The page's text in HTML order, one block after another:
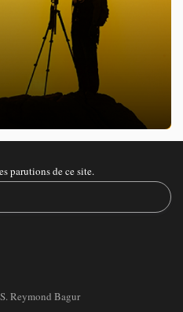
parutions de ce site.
Reymond Bagur